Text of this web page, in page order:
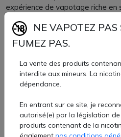
expérience de vapotage riche en
Compact et facile d'utilisation, il
grâce à son câble USB-C.
12 €
AJOUTER À
NE VAPOTEZ PAS
FUMEZ PAS.
La vente des produits
interdite aux mineurs. La
dépendance.
En entrant sur ce site, je
autorisé(e) par la législation
produits contenant de la